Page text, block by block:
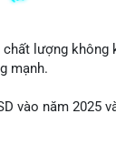
lượng
mạnh.
vào năm 2025